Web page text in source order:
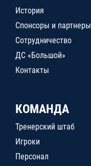
История
Спонсоры и партнеры
Сотрудничество
ДС «Большой»
Контакты
КОМАНДА
Тренерский штаб
Игроки
Персонал